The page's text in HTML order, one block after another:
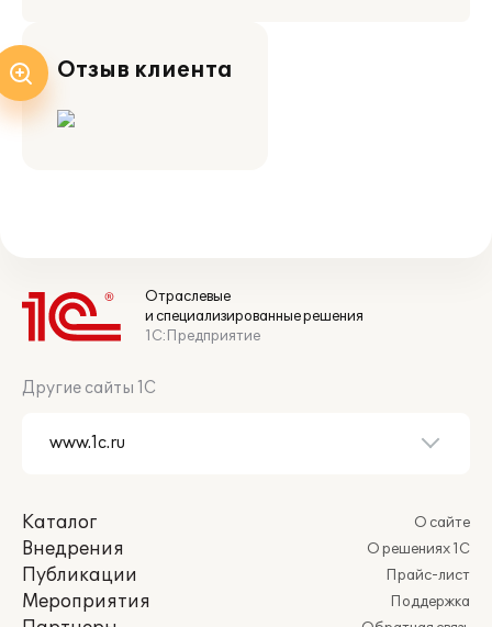
Отзыв клиента
Отраслевые
и специализированные решения
1С:Предприятие
Другие сайты 1С
Каталог
Внедрения
Публикации
Мероприятия
О сайте
О решениях 1С
Прайс-лист
Поддержка